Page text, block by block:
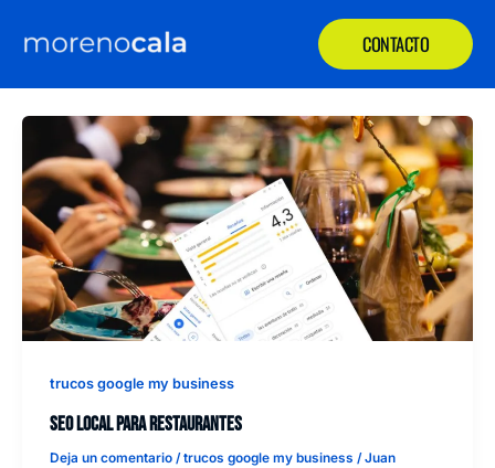
CONTACTO
trucos google my business
SEO local para restaurantes
Deja un comentario /trucos google my business /Juan